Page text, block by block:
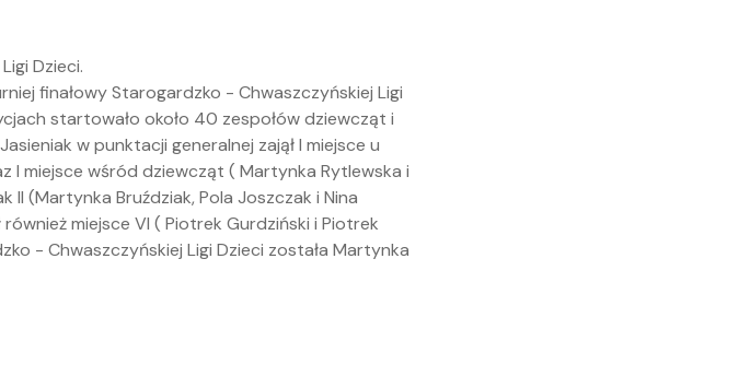
Dzieci.
finałowy Starogardzko - Chwaszczyńskiej Ligi
startowało około 40 zespołów dziewcząt i
w punktacji generalnej zajął I miejsce u
I miejsce wśród dziewcząt ( Martynka Rytlewska i
II (Martynka Bruździak, Pola Joszczak i Nina
miejsce VI ( Piotrek Gurdziński i Piotrek
- Chwaszczyńskiej Ligi Dzieci została Martynka